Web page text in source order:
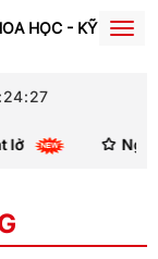
HỌC - KỸ THUẬT
:24:28
Nghệ An: